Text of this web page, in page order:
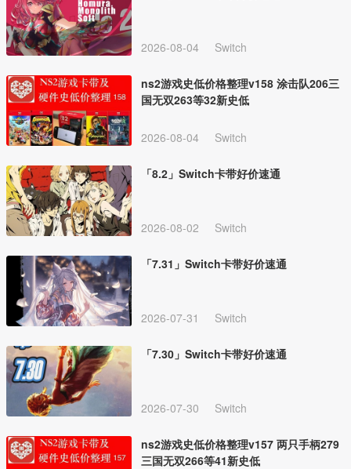
2026-08-04 Switch
ns2游戏史低价格整理v158 涂击队206三
国无双263等32新史低
2026-08-04 Switch
「8.2」Switch卡带好价速通
2026-08-02 Switch
「7.31」Switch卡带好价速通
2026-07-31 Switch
「7.30」Switch卡带好价速通
2026-07-30 Switch
ns2游戏史低价格整理v157 两只手柄279
三国无双266等41新史低